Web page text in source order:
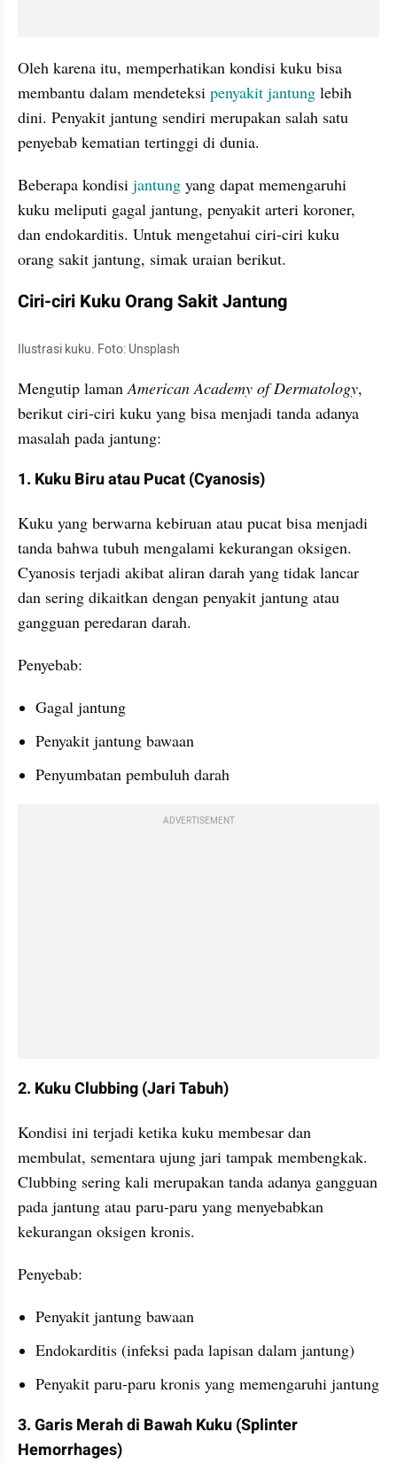
Oleh karena itu, memperhatikan kondisi kuku bisa
membantu dalam mendeteksi penyakit jantung lebih
dini. Penyakit jantung sendiri merupakan salah satu
penyebab kematian tertinggi di dunia.
Beberapa kondisi jantung yang dapat memengaruhi
kuku meliputi gagal jantung, penyakit arteri koroner,
dan endokarditis. Untuk mengetahui ciri-ciri kuku
orang sakit jantung, simak uraian berikut.
Ciri-ciri Kuku Orang Sakit Jantung
Ilustrasi kuku. Foto: Unsplash
Mengutip laman American Academy of Dermatology,
berikut ciri-ciri kuku yang bisa menjadi tanda adanya
masalah pada jantung:
1. Kuku Biru atau Pucat (Cyanosis)
Kuku yang berwarna kebiruan atau pucat bisa menjadi
tanda bahwa tubuh mengalami kekurangan oksigen.
Cyanosis terjadi akibat aliran darah yang tidak lancar
dan sering dikaitkan dengan penyakit jantung atau
gangguan peredaran darah.
Penyebab:
Gagal jantung
Penyakit jantung bawaan
Penyumbatan pembuluh darah
ADVERTISEMENT
2. Kuku Clubbing (Jari Tabuh)
Kondisi ini terjadi ketika kuku membesar dan
membulat, sementara ujung jari tampak membengkak.
Clubbing sering kali merupakan tanda adanya gangguan
pada jantung atau paru-paru yang menyebabkan
kekurangan oksigen kronis.
Penyebab:
Penyakit jantung bawaan
Endokarditis (infeksi pada lapisan dalam jantung)
Penyakit paru-paru kronis yang memengaruhi jantung
3. Garis Merah di Bawah Kuku (Splinter
Hemorrhages)